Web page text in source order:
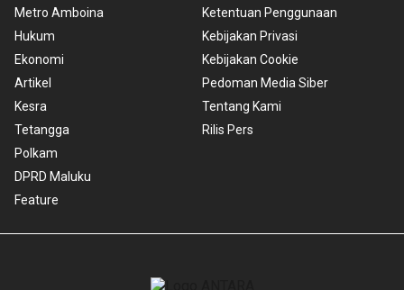
Metro Amboina
Hukum
Ekonomi
Artikel
Kesra
Tetangga
Polkam
DPRD Maluku
Feature
Ketentuan Penggunaan
Kebijakan Privasi
Kebijakan Cookie
Pedoman Media Siber
Tentang Kami
Rilis Pers